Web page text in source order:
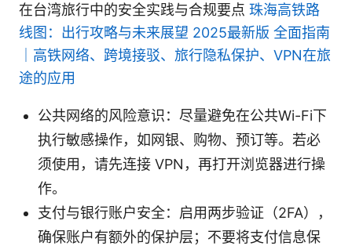
在台湾旅行中的安全实践与合规要点 珠海高铁路
线图：出行攻略与未来展望 2025最新版 全面指南
｜高铁网络、跨境接驳、旅行隐私保护、VPN在旅
途的应用
公共网络的风险意识：尽量避免在公共Wi-Fi下
执行敏感操作，如网银、购物、预订等。若必
须使用，请先连接 VPN，再打开浏览器进行操
作。
支付与银行账户安全：启用两步验证（2FA），
确保账户有额外的保护层；不要将支付信息保